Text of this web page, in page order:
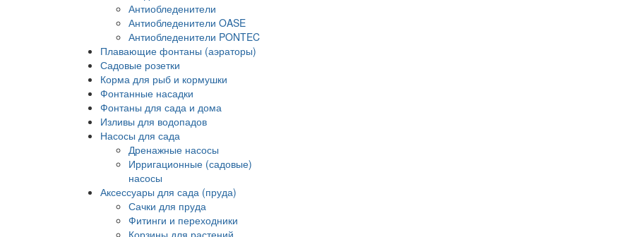
Антиобледенители
Антиобледенители OASE
Антиобледенители PONTEC
Плавающие фонтаны (аэраторы)
Садовые розетки
Корма для рыб и кормушки
Фонтанные насадки
Фонтаны для сада и дома
Изливы для водопадов
Насосы для сада
Дренажные насосы
Ирригационные (садовые)
насосы
Аксессуары для сада (пруда)
Сачки для пруда
Фитинги и переходники
Корзины для растений